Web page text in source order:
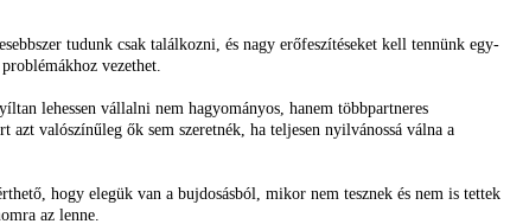
tudunk csak találkozni, és nagy erőfeszítéseket kell tennünk egy-
vezethet.
lehessen vállalni nem hagyományos, hanem többpartneres
valószínűleg ők sem szeretnék, ha teljesen nyilvánossá válna a
hogy elegük van a bujdosásból, mikor nem tesznek és nem is tettek
az lenne.